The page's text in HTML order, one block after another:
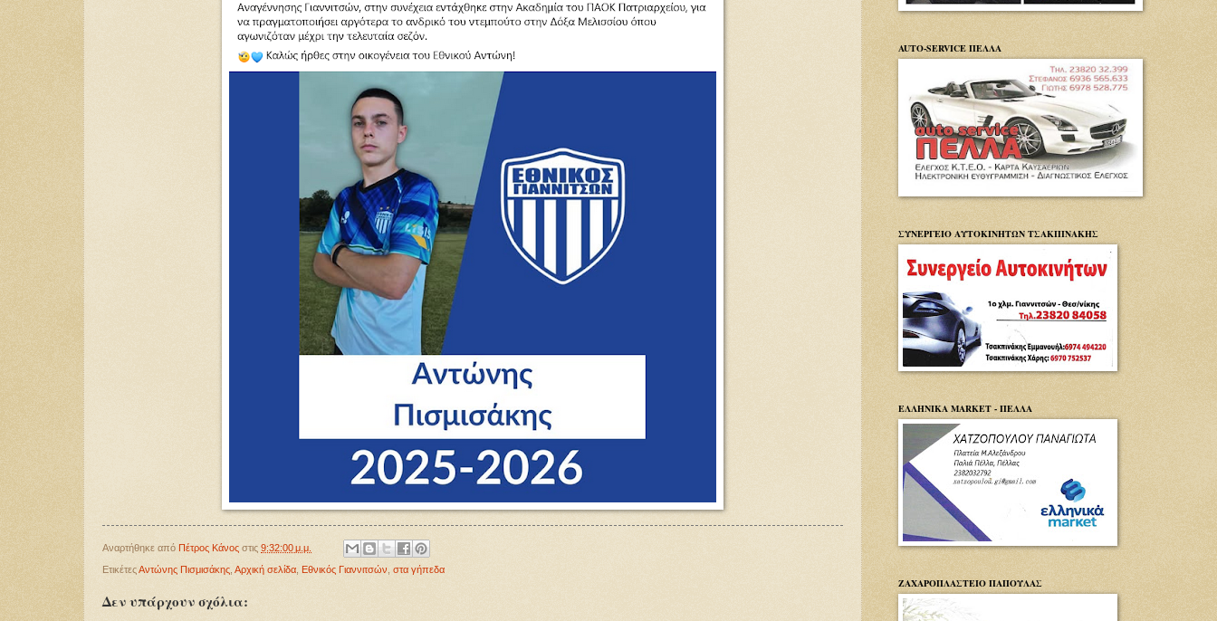
Αναρτήθηκε από Πέτρος Κάνος στις 9:32:00 μ.μ.
ΕτικέτεςΑντώνης Πισμισάκης Αρχική σελίδα Εθνικός Γιαννιτσών στα γήπεδα
Δεν υπάρχουν σχόλια:
AUTO-SERVICE ΠΕΛΛΑ
ΣΥΝΕΡΓΕΙΟ ΑΥΤΟΚΙΝΗΤΩΝ ΤΣΑΚΠΙΝΑΚΗΣ
ΕΛΛΗΝΙΚΑ MARKET - ΠΕΛΛΑ
ΖΑΧΑΡΟΠΛΑΣΤΕΙΟ ΠΑΠΟΥΛΑΣ